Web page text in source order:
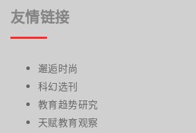
友情链接
邂逅时尚
科幻选刊
教育趋势研究
天赋教育观察